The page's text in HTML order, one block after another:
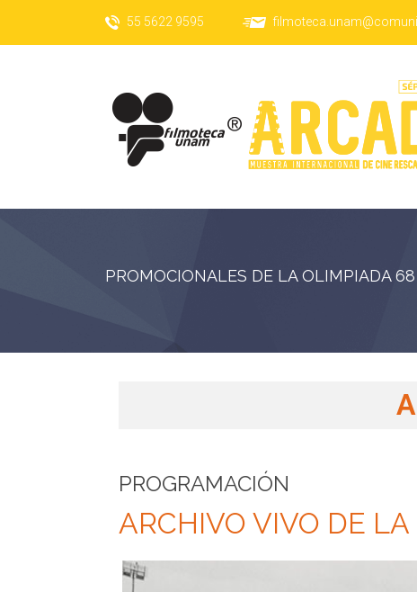
55 5622 9595
PROMOCIONALES DE LA OLIMPIADA 68
PROGRAMACIÓN
ARCHIVO VIVO DE